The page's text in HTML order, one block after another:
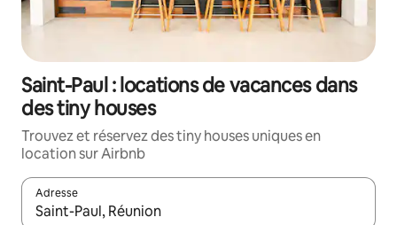
Saint-Paul : locations de vacances dans
des tiny houses
Trouvez et réservez des tiny houses uniques en
location sur Airbnb
Adresse
Lorsque les résultats s'affichent, utilisez les flèches vers le